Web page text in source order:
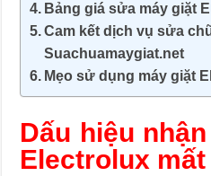
Bảng giá sửa máy giặt
Cam kết dịch vụ sửa
Suachuamaygiat.net
Mẹo sử dụng máy giặt
Dấu hiệu
Electrolux